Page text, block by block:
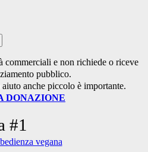
commerciali e non richiede o riceve
pubblico.
aiuto anche piccolo è importante.
DONAZIONE
#1